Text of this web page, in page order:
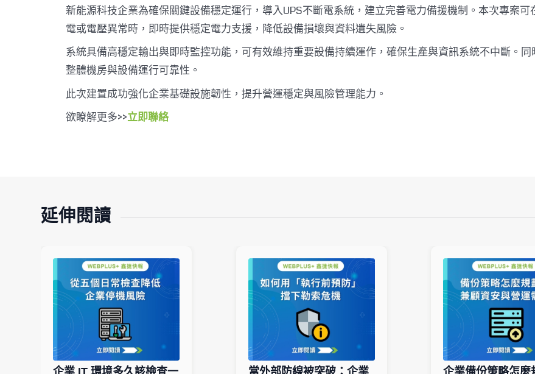
新能源科技企業為確保關鍵設備穩定運行，導入UPS不斷電系統，建立完善電力備援機制。本次專案可
電或電壓異常時，即時提供穩定電力支援，降低設備損壞與資料遺失風險。
系統具備高穩定輸出與即時監控功能，可有效維持重要設備持續運作，確保生產與資訊系統不中斷。同
整體機房與設備運行可靠性。
此次建置成功強化企業基礎設施韌性，提升營運穩定與風險管理能力。
欲瞭解更多>>立即聯絡
延伸閱讀
企業 IT 環境多久該檢查一
當外部防線被突破：企業
企業備份策略怎麼